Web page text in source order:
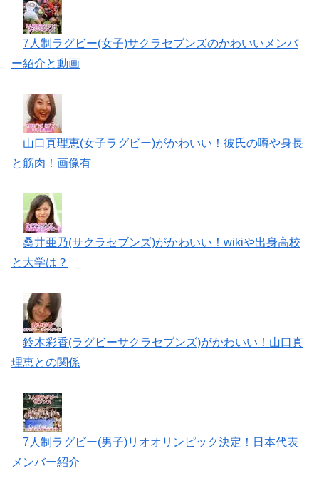
7人制ラグビー(女子)サクラセブンズのかわいいメンバ
ー紹介と動画
山口真理恵(女子ラグビー)がかわいい！彼氏の噂や身長
と筋肉！画像有
桑井亜乃(サクラセブンズ)がかわいい！wikiや出身高校
と大学は？
鈴木彩香(ラグビーサクラセブンズ)がかわいい！山口真
理恵との関係
7人制ラグビー(男子)リオオリンピック決定！日本代表
メンバー紹介